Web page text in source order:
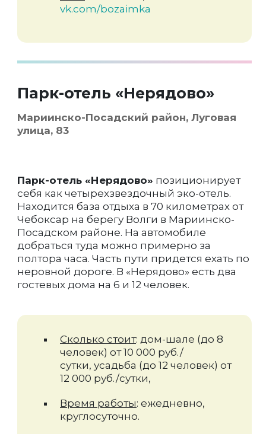
vk.com/bozaimka
Парк-отель «Нерядово»
Мариинско-Посадский район, Луговая
улица, 83
Парк-отель «Нерядово» позиционирует
себя как четырехзвездочный эко-отель.
Находится база отдыха в 70 километрах от
Чебоксар на берегу Волги в Мариинско-
Посадском районе. На автомобиле
добраться туда можно примерно за
полтора часа. Часть пути придется ехать по
неровной дороге. В «Нерядово» есть два
гостевых дома на 6 и 12 человек.
Сколько стоит: дом-шале (до 8
человек) от 10 000 руб./
сутки, усадьба (до 12 человек) от
12 000 руб./сутки,
Время работы: ежедневно,
круглосуточно.